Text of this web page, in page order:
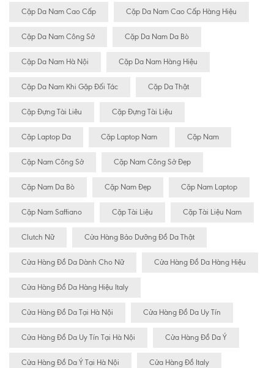
Cặp Da Nam Cao Cấp Cặp Da Nam Cao Cấp Hàng Hiệu
Cặp Da Nam Công Sở Cặp Da Nam Da Bò
Cặp Da Nam Hà Nội Cặp Da Nam Hàng Hiệu
Cặp Da Nam Khi Gặp Đối Tác Cặp Da Thật
Cặp Đựng Tài Liêu Cặp Đựng Tài Liệu
Cặp Laptop Da Cặp Laptop Nam Cặp Nam
Cặp Nam Công Sở Cặp Nam Công Sở Đẹp
Cặp Nam Da Bò Cặp Nam Đẹp Cặp Nam Laptop
Cặp Nam Saffiano Cặp Tài Liệu Cặp Tài Liệu Nam
Clutch Nữ Cửa Hàng Bảo Dưỡng Đồ Da Thật
Cửa Hàng Đồ Da Dành Cho Nữ Cửa Hàng Đồ Da Hàng Hiệu
Cửa Hàng Đồ Da Hàng Hiệu Italy
Cửa Hàng Đồ Da Tại Hà Nội Cửa Hàng Đồ Da Uy Tín
Cửa Hàng Đồ Da Uy Tín Tại Hà Nội Cửa Hàng Đồ Da Ý
Cửa Hàng Đồ Da Ý Tại Hà Nội Cửa Hàng Đồ Italy